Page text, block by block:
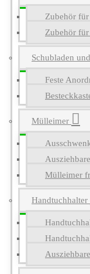
Zubehör
Zubehör
Schubladen
Feste
Mülleimer
Mülleimer
Handtuchhalter